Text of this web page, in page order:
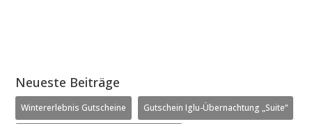
Neueste Beiträge
Wintererlebnis Gutscheine Gutschein Iglu-Übernachtung „Suite“